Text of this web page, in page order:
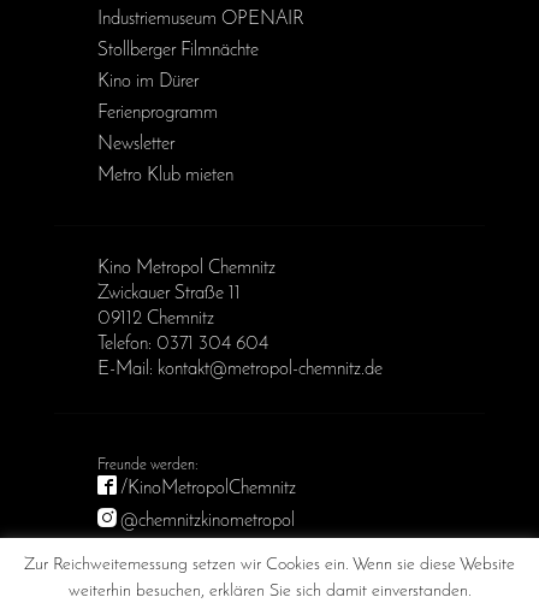
Industriemuseum OPENAIR
Stollberger Filmnächte
Kino im Dürer
Ferienprogramm
Newsletter
Metro Klub mieten
Kino Metropol Chemnitz
Zwickauer Straße 11
09112 Chemnitz
Telefon: 0371 304 604
E-Mail: kontakt@metropol-chemnitz.de
/KinoMetropolChemnitz
@chemnitzkinometropol
Zur Reichweitemessung setzen wir Cookies ein. Wenn sie diese Website
weiterhin besuchen, erklären Sie sich damit einverstanden.